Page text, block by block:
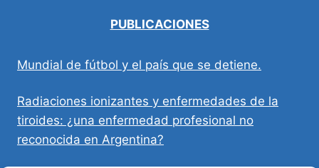
PUBLICACIONES
Mundial de fútbol y el país que se detiene.
Radiaciones ionizantes y enfermedades de la
tiroides: ¿una enfermedad profesional no
reconocida en Argentina?